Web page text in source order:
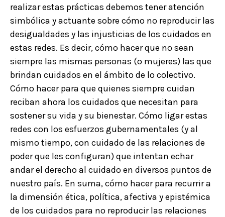
realizar estas prácticas debemos tener atención
simbólica y actuante sobre cómo no reproducir las
desigualdades y las injusticias de los cuidados en
estas redes. Es decir, cómo hacer que no sean
siempre las mismas personas (o mujeres) las que
brindan cuidados en el ámbito de lo colectivo.
Cómo hacer para que quienes siempre cuidan
reciban ahora los cuidados que necesitan para
sostener su vida y su bienestar. Cómo ligar estas
redes con los esfuerzos gubernamentales (y al
mismo tiempo, con cuidado de las relaciones de
poder que les configuran) que intentan echar
andar el derecho al cuidado en diversos puntos de
nuestro país. En suma, cómo hacer para recurrir a
la dimensión ética, política, afectiva y epistémica
de los cuidados para no reproducir las relaciones